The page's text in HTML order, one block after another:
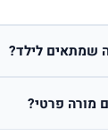
שמתאים לילד?
מורה פרטי?